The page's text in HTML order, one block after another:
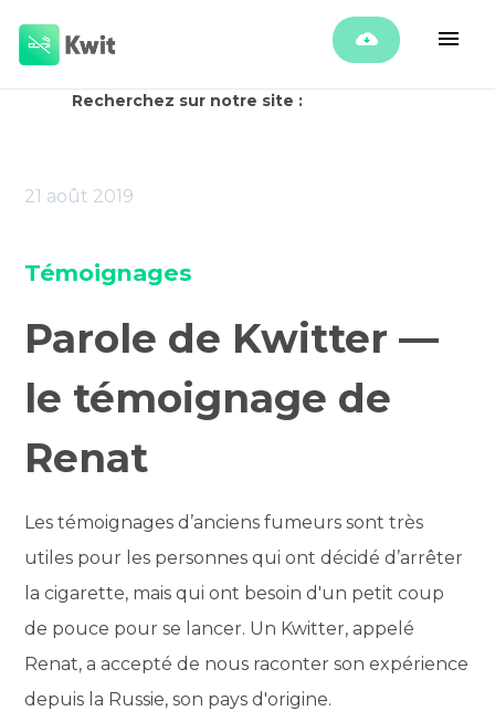
Recherchez sur notre site :
21 août 2019
Témoignages
Parole de Kwitter —
le témoignage de
Renat
Les témoignages d’anciens fumeurs sont très
utiles pour les personnes qui ont décidé d’arrêter
la cigarette, mais qui ont besoin d'un petit coup
de pouce pour se lancer. Un Kwitter, appelé
Renat, a accepté de nous raconter son expérience
depuis la Russie, son pays d'origine.